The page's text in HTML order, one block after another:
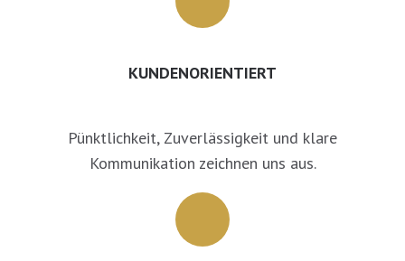
KUNDENORIENTIERT
Pünktlichkeit, Zuverlässigkeit und klare
Kommunikation zeichnen uns aus.